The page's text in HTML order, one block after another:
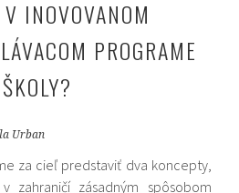
INOVOVANOM
PROGRAME
Urban
za cieľ predstaviť dva koncepty,
zahraničí zásadným spôsobom